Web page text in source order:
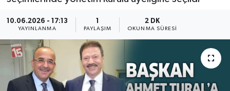
10.06.2026 - 17:13
YAYINLANMA
1
PAYLAŞIM
2 DK
OKUNMA SÜRESI